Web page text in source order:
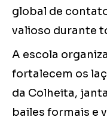
global de
valioso durante
A escola
fortalecem os
da Colheita,
bailes formais e